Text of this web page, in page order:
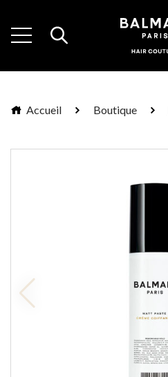
Accueil Boutique